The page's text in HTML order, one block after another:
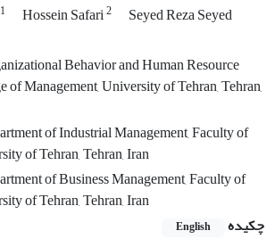
1 Hossein Safari2
Seyed Reza Seyed
Behavior and Human Resource
of Management, University of Tehran, Tehran,
of Industrial Management, Faculty of
of Tehran, Tehran, Iran
of Business Management, Faculty of
of Tehran, Tehran, Iran
چکیده
English